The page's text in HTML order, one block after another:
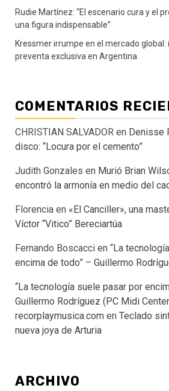
Rudie Martínez: “El escenario cura y el
una figura indispensable”
Kressmer irrumpe en el mercado
preventa exclusiva en Argentina
COMENTARIOS
CHRISTIAN SALVADOR en Denisse
disco: “Locura por el cemento”
Judith Gonzales en Murió Brian
encontró la armonía en medio del
Florencia en «El Canciller», una
Víctor “Vitico” Bereciartúa
Fernando Boscacci en “La
encima de todo” – Guillermo
“La tecnología suele pasar por
Guillermo Rodríguez (PC Midi
recorplaymusica.com en Teclado
nueva joya de Arturia
ARCHIVO